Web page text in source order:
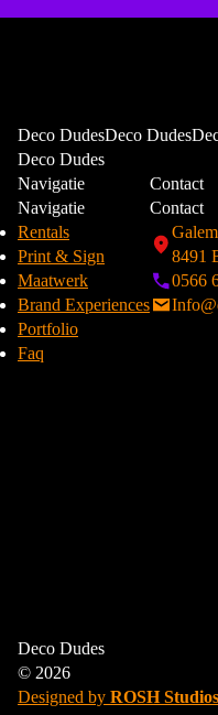
advertenties of inhoud weer te
‘Alles accepteren’ te klikken,
Deco DudesDeco
Deco Dudes
Navigatie
Navigatie
Rentals
Print & Sign
Maatwerk
Brand Experiences
Portfolio
Faq
Contact
Contact
8491
0566
Deco Dudes
© 2026
Designed by ROSH Studios